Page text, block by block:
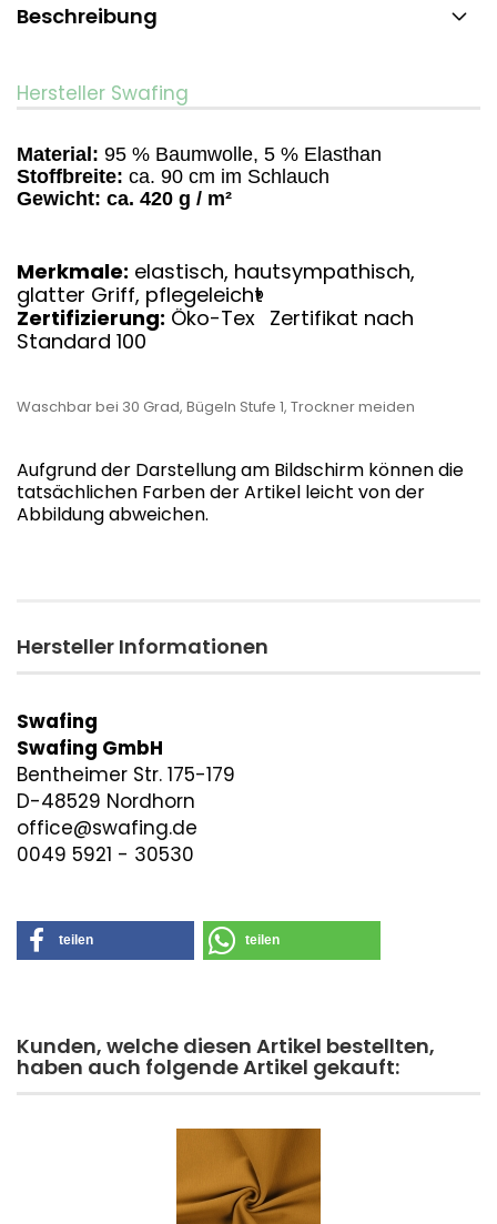
Beschreibung
Hersteller Swafing
Material: 95 % Baumwolle, 5 % Elasthan
Stoffbreite: ca. 90 cm im Schlauch
Gewicht: ca. 420 g / m²
Merkmale: elastisch, hautsympathisch,
glatter Griff, pflegeleicht
Zertifizierung: Öko-Tex
®
Zertifikat nach
Standard 100
Waschbar bei 30 Grad, Bügeln Stufe 1, Trockner meiden
Aufgrund der Darstellung am Bildschirm können die
tatsächlichen Farben der Artikel leicht von der
Abbildung abweichen.
Hersteller Informationen
Swafing
Swafing GmbH
Bentheimer Str. 175-179
D-48529 Nordhorn
office@swafing.de
0049 5921 - 30530
teilen teilen
Kunden, welche diesen Artikel bestellten,
haben auch folgende Artikel gekauft: